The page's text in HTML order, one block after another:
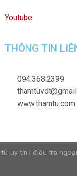
Youtube
THÔNG TIN
094.368.2399
uy tín điều tra